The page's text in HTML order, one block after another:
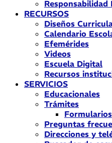
Responsabilidad
RECURSOS
Diseños
Calendario
Efemérides
Videos
Escuela Digital
Recursos
SERVICIOS
Educacionales
Trámites
Formularios
Preguntas
Direcciones y